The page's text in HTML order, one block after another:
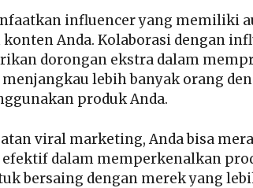
influencer yang memiliki
Anda. Kolaborasi dengan
dorongan ekstra dalam
lebih banyak orang
produk Anda.
viral marketing, Anda bisa
dalam memperkenalkan
bersaing dengan merek yang